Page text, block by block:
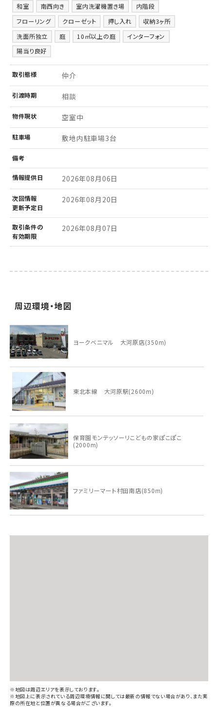
和室 南西向き 室内洗濯機置き場
内階段
フローリング
クローゼット 押し入れ
収納3ヶ所
洗面所独立
庭 10㎡以上の庭
インターフォン
陽当り良好
取引態様 仲介
引渡時期 相談
物件現状 空室中
駐車場 敷地内駐車場3台
備考
情報提供日 2026年08月06日
次回情報
更新予定日
2026年08月20日
取引条件の
有効期限
2026年08月07日
周辺環境・地図
ヨークベニマル 大河原店(350m)
東北本線 大河原駅(2600m)
保育園モンテッソーリこどもの家ぽこぽこ
(2000m)
ファミリーマート村田南店(850m)
みやぎ県南中核病院(1200m)
※地図は周辺エリアを表示しております。
※地図上に表示されている周辺環境情報に関しては最新の情報でない場合があり、また実
際の所在地と位置が異なる場合がございます。